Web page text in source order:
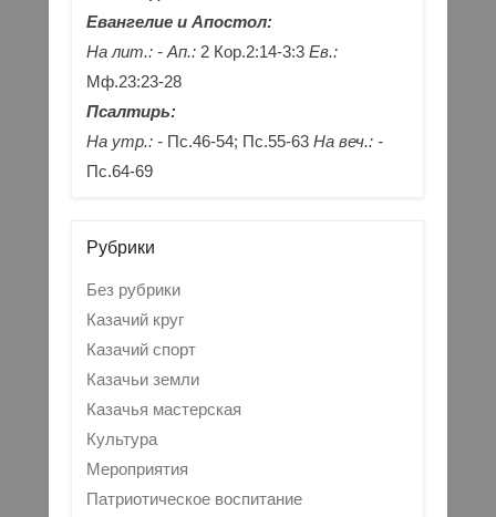
Евангелие и Апостол:
На лит.: - Ап.: 2 Кор.2:14-3:3Ев.:
Мф.23:23-28
Псалтирь:
На утр.: - Пс.46-54; Пс.55-63На веч.: -
Пс.64-69
Рубрики
Без рубрики
Казачий круг
Казачий спорт
Казачьи земли
Казачья мастерская
Культура
Мероприятия
Патриотическое воспитание